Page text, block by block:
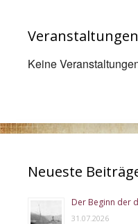
Veranstaltungen
Keine
Neueste
Der Beginn der
31.07.2026